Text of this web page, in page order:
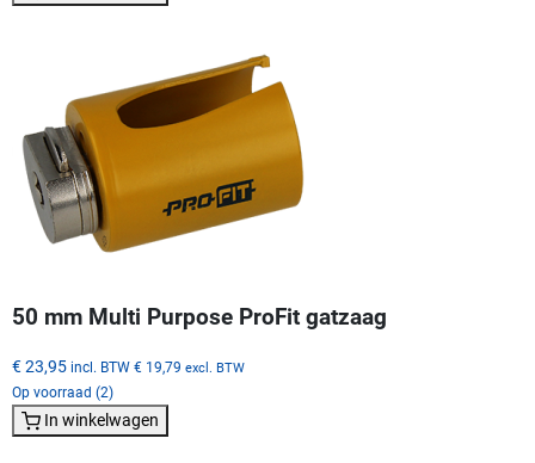
50 mm Multi Purpose ProFit gatzaag
€ 23,95 incl. BTW € 19,79 excl. BTW
Op voorraad (2)
In winkelwagen